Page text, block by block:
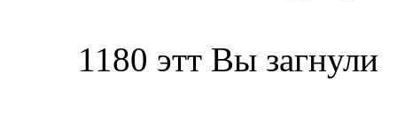
1180 этт Вы загнули